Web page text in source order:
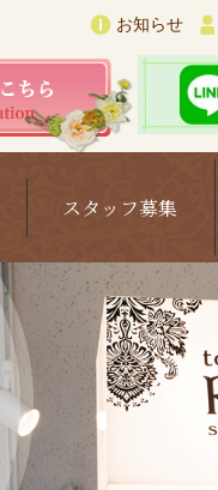
お知らせ
スタッフ募集